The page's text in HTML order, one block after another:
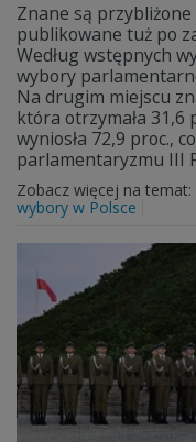
Znane są
publikowane tuż po
Według wstępnych
wybory
Na drugim miejscu
która otrzymała 31,6
wyniosła 72,9 proc.,
parlamentaryzmu III
Zobacz więcej na temat:
wybory w Polsce